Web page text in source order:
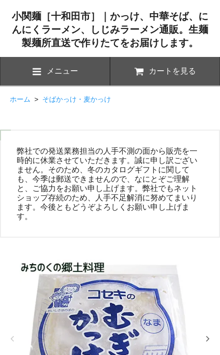
小関麺［十和田市］｜かっけ、中華そば、に
んにくラーメン、しじみラーメン通販。生麺
製麺所直送で作りたてをお届けします。
メニュー カートを見る
ホーム > そばかっけ・麦かっけ
弊社での発送業務担当の人手不測の面から販売を一
時的に休業させていただきます。誠に申し訳ござい
ません。そのため、冬のカタログギフトに関して
も、今季は郵送できませんので、なにとぞご理解
と、ご協力をお願い申し上げます。弊社でもネット
ショップ存続のため、人手不足解消に努めてまいり
ます。今後ともどうぞよろしくお願い申し上げま
す。